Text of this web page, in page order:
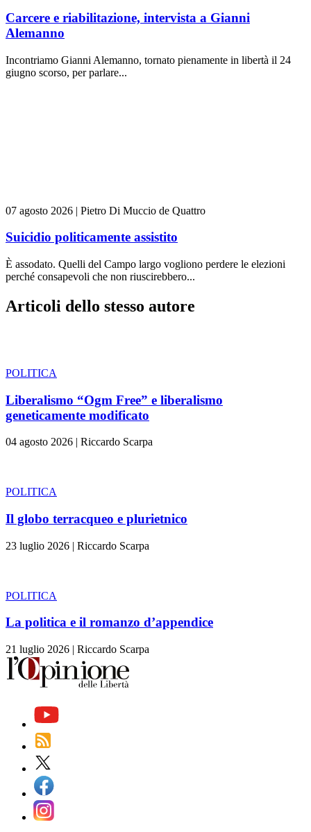
Carcere e riabilitazione, intervista a Gianni
Alemanno
Incontriamo Gianni Alemanno, tornato pienamente in libertà il 24
giugno scorso, per parlare...
07 agosto 2026 | Pietro Di Muccio de Quattro
Suicidio politicamente assistito
È assodato. Quelli del Campo largo vogliono perdere le elezioni
perché consapevoli che non riuscirebbero...
Articoli dello stesso autore
POLITICA
Liberalismo “Ogm Free” e liberalismo
geneticamente modificato
04 agosto 2026 | Riccardo Scarpa
POLITICA
Il globo terracqueo e plurietnico
23 luglio 2026 | Riccardo Scarpa
POLITICA
La politica e il romanzo d’appendice
21 luglio 2026 | Riccardo Scarpa